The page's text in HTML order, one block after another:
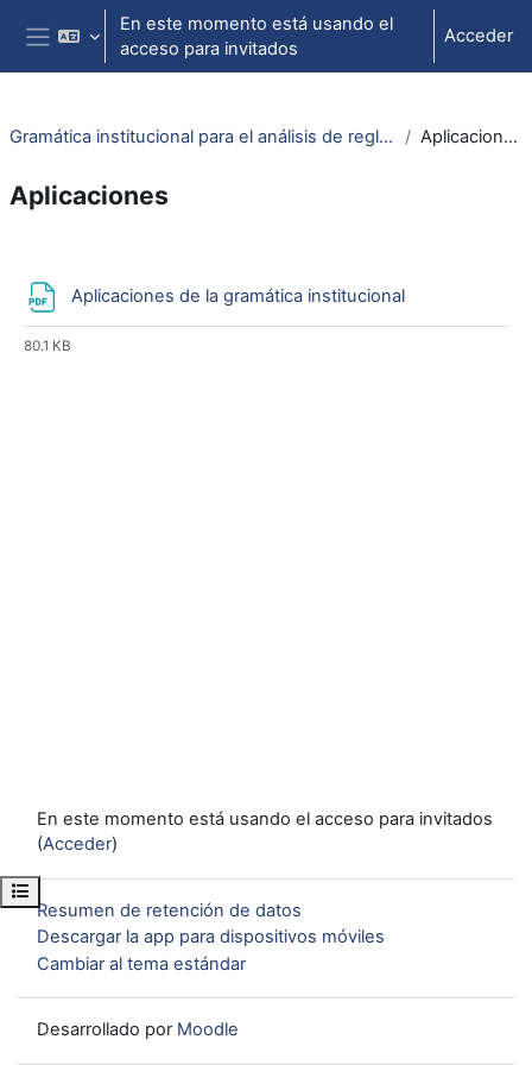
Salta al contenido principal
Panel lateral
En este momento está usando el
acceso para invitados
Acceder
Abrir índice del curso
Gramática institucional para el análisis de reglas Aplicaciones
Aplicaciones
Aplicaciones de la gramática institucional
80.1 KB
En este momento está usando el acceso para invitados
(Acceder)
Resumen de retención de datos
Descargar la app para dispositivos móviles
Cambiar al tema estándar
Desarrollado por Moodle